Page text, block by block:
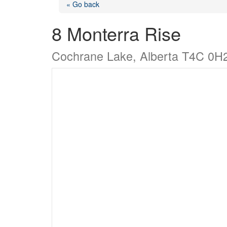
« Go back
8 Monterra Rise
Cochrane Lake, Alberta T4C